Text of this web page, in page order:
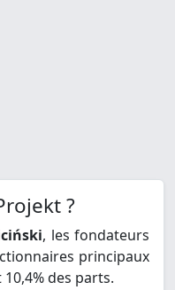
?
, les fondateurs
principaux
des parts.